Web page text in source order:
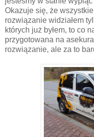
Okazuje się, że
rozwiązanie widziałem
których już byłem, to co
przygotowana na
rozwiązanie, ale za to